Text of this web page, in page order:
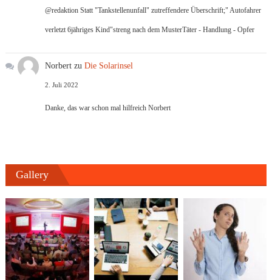
@redaktion Statt "Tankstellenunfall" zutreffendere Überschrift;" Autofahrer
verletzt 6jähriges Kind"streng nach dem MusterTäter - Handlung - Opfer
Norbert zuDie Solarinsel
2. Juli 2022
Danke, das war schon mal hilfreich Norbert
Gallery